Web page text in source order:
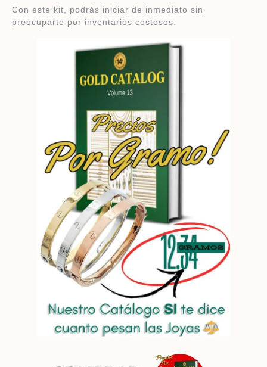
Con este kit, podrás iniciar de inmediato sin
preocuparte por inventarios costosos.